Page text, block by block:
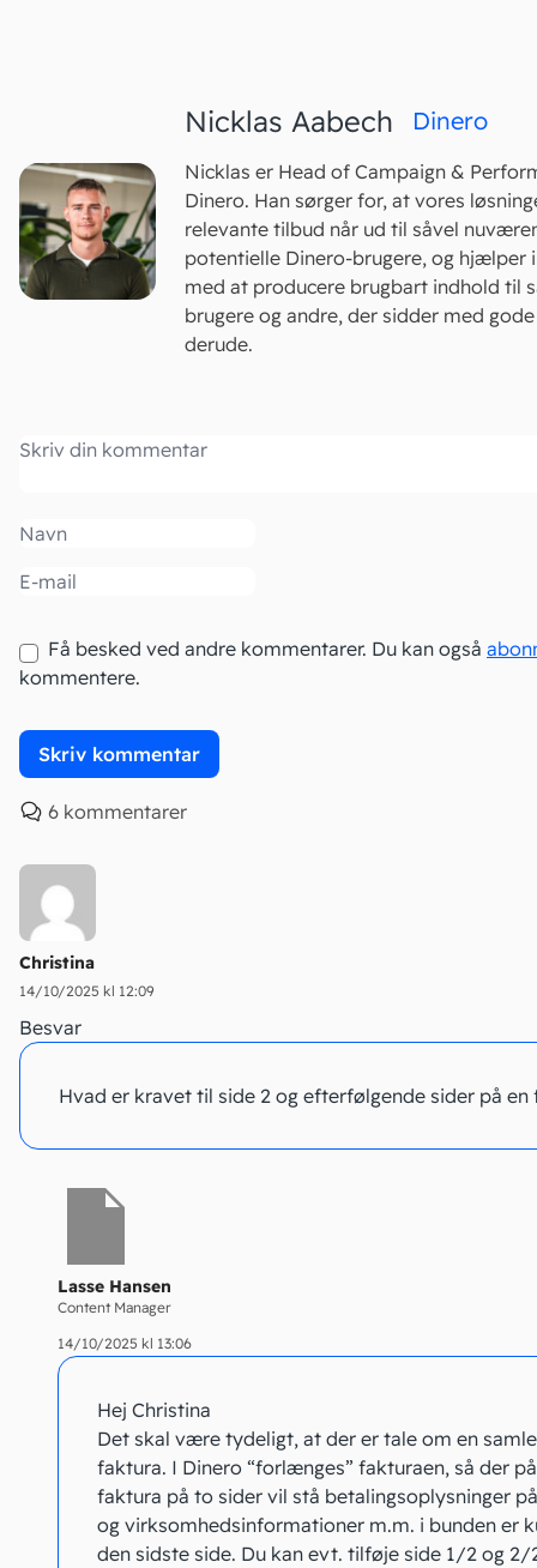
Nicklas Aabech Dinero
Nicklas er Head of Campaign &
Dinero. Han sørger for, at vores
relevante tilbud når ud til såvel
potentielle Dinero-brugere, og hjælper
med at producere brugbart indhold til
brugere og andre, der sidder med
derude.
Kommentar
Navn
Email
Få besked ved andre kommentarer. Du kan også
kommentere.
6 kommentarer
Christina
14/10/2025 kl 12:09
Besvar
Hvad er kravet til side 2 og efterfølgende sider på en
Lasse Hansen
Content Manager
14/10/2025 kl 13:06
Hej Christina
Det skal være tydeligt, at der er tale om en
faktura. I Dinero “forlænges” fakturaen, så der
faktura på to sider vil stå betalingsoplysninger
og virksomhedsinformationer m.m. i bunden er
den sidste side. Du kan evt. tilføje side 1/2 og 2/